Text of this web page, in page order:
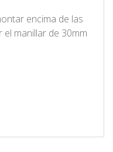
encima de las
manillar de 30mm